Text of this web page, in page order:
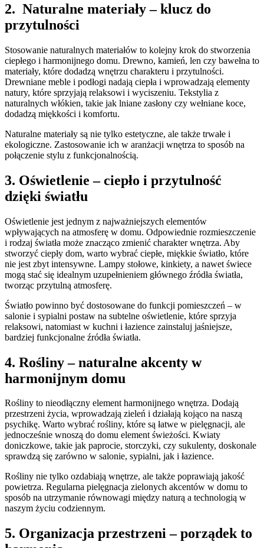
2. Naturalne materiały – klucz do
przytulności
Stosowanie naturalnych materiałów to kolejny krok do stworzenia
ciepłego i harmonijnego domu. Drewno, kamień, len czy bawełna to
materiały, które dodadzą wnętrzu charakteru i przytulności.
Drewniane meble i podłogi nadają ciepła i wprowadzają elementy
natury, które sprzyjają relaksowi i wyciszeniu. Tekstylia z
naturalnych włókien, takie jak lniane zasłony czy wełniane koce,
dodadzą miękkości i komfortu.
Naturalne materiały są nie tylko estetyczne, ale także trwałe i
ekologiczne. Zastosowanie ich w aranżacji wnętrza to sposób na
połączenie stylu z funkcjonalnością.
3. Oświetlenie – ciepło i przytulność
dzięki światłu
Oświetlenie jest jednym z najważniejszych elementów
wpływających na atmosferę w domu. Odpowiednie rozmieszczenie
i rodzaj światła może znacząco zmienić charakter wnętrza. Aby
stworzyć ciepły dom, warto wybrać ciepłe, miękkie światło, które
nie jest zbyt intensywne. Lampy stołowe, kinkiety, a nawet świece
mogą stać się idealnym uzupełnieniem głównego źródła światła,
tworząc przytulną atmosferę.
Światło powinno być dostosowane do funkcji pomieszczeń – w
salonie i sypialni postaw na subtelne oświetlenie, które sprzyja
relaksowi, natomiast w kuchni i łazience zainstaluj jaśniejsze,
bardziej funkcjonalne źródła światła.
4. Rośliny – naturalne akcenty w
harmonijnym domu
Rośliny to nieodłączny element harmonijnego wnętrza. Dodają
przestrzeni życia, wprowadzają zieleń i działają kojąco na naszą
psychikę. Warto wybrać rośliny, które są łatwe w pielęgnacji, ale
jednocześnie wnoszą do domu element świeżości. Kwiaty
doniczkowe, takie jak paprocie, storczyki, czy sukulenty, doskonale
sprawdzą się zarówno w salonie, sypialni, jak i łazience.
Rośliny nie tylko ozdabiają wnętrze, ale także poprawiają jakość
powietrza. Regularna pielęgnacja zielonych akcentów w domu to
sposób na utrzymanie równowagi między naturą a technologią w
naszym życiu codziennym.
5. Organizacja przestrzeni – porządek to